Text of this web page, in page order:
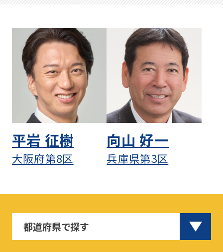
平岩 征樹
大阪府第8区
向山 好一
兵庫県第3区